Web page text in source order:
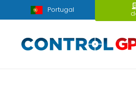
Portugal